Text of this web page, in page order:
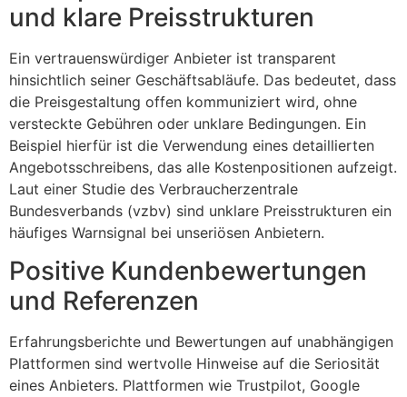
und klare Preisstrukturen
Ein vertrauenswürdiger Anbieter ist transparent
hinsichtlich seiner Geschäftsabläufe. Das bedeutet, dass
die Preisgestaltung offen kommuniziert wird, ohne
versteckte Gebühren oder unklare Bedingungen. Ein
Beispiel hierfür ist die Verwendung eines detaillierten
Angebotsschreibens, das alle Kostenpositionen aufzeigt.
Laut einer Studie des Verbraucherzentrale
Bundesverbands (vzbv) sind unklare Preisstrukturen ein
häufiges Warnsignal bei unseriösen Anbietern.
Positive Kundenbewertungen
und Referenzen
Erfahrungsberichte und Bewertungen auf unabhängigen
Plattformen sind wertvolle Hinweise auf die Seriosität
eines Anbieters. Plattformen wie Trustpilot, Google